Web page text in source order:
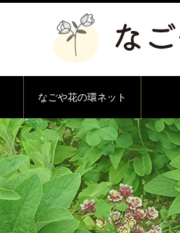
なごや花の環ネット